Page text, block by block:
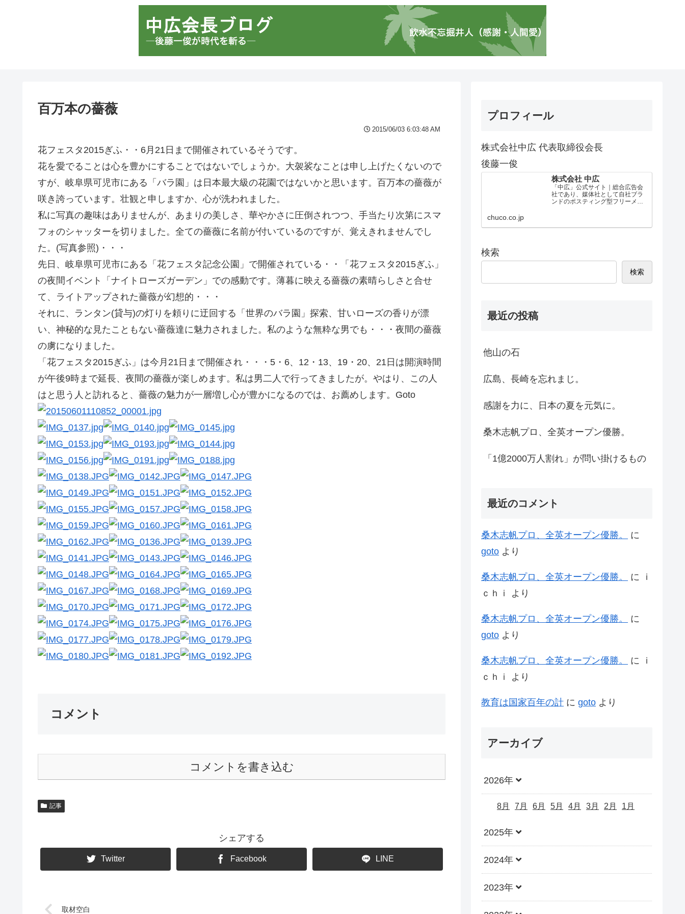
百万本の薔薇
2015/06/03 6:03:48 AM
花フェスタ2015ぎふ・・6月21日まで開催されているそうです。
花を愛でることは心を豊かにすることではないでしょうか。大袈裟なことは申し上げたくないので
すが、岐阜県可児市にある「バラ園」は日本最大級の花園ではないかと思います。百万本の薔薇が
咲き誇っています。壮観と申しますか、心が洗われました。
私に写真の趣味はありませんが、あまりの美しさ、華やかさに圧倒されつつ、手当たり次第にスマ
フォのシャッターを切りました。全ての薔薇に名前が付いているのですが、覚えきれませんでし
た。(写真参照)・・・
先日、岐阜県可児市にある「花フェスタ記念公園」で開催されている・・「花フェスタ2015ぎふ」
の夜間イベント「ナイトローズガーデン」での感動です。薄暮に映える薔薇の素晴らしさと合せ
て、ライトアップされた薔薇が幻想的・・・
それに、ランタン(貸与)の灯りを頼りに迂回する「世界のバラ園」探索、甘いローズの香りが漂
い、神秘的な見たこともない薔薇達に魅力されました。私のような無粋な男でも・・・夜間の薔薇
の虜になりました。
「花フェスタ2015ぎふ」は今月21日まで開催され・・・5・6、12・13、19・20、21日は開演時間
が午後9時まで延長、夜間の薔薇が楽しめます。私は男二人で行ってきましたが。やはり、この人
はと思う人と訪れると、薔薇の魅力が一層増し心が豊かになるのでは、お薦めします。Goto
コメント
コメントを書き込む
記事
シェアする
Twitter Facebook LINE
取材空白
プロフィール
株式会社中広 代表取締役会長
後藤一俊
株式会社 中広
「中広」公式サイト｜総合広告会
社であり、媒体社として自社ブラ
ンドのポスティング型フリーメデ
chuco.co.jp
検索
検索
最近の投稿
他山の石
広島、長崎を忘れまじ。
感謝を力に、日本の夏を元気に。
桑木志帆プロ、全英オープン優勝。
「1億2000万人割れ」が問い掛けるもの
最近のコメント
桑木志帆プロ、全英オープン優勝。
に
goto より
桑木志帆プロ、全英オープン優勝。 に
ｉ
ｃｈｉ
より
桑木志帆プロ、全英オープン優勝。
に
goto より
桑木志帆プロ、全英オープン優勝。 に
ｉ
ｃｈｉ
より
教育は国家百年の計 に goto より
アーカイブ
2026年
8月 7月 6月 5月 4月 3月 2月 1月
2025年
2024年
2023年